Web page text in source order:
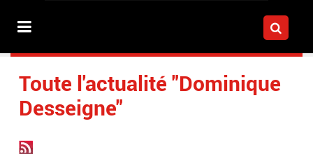
Toute l'actualité "Dominique
Desseigne"